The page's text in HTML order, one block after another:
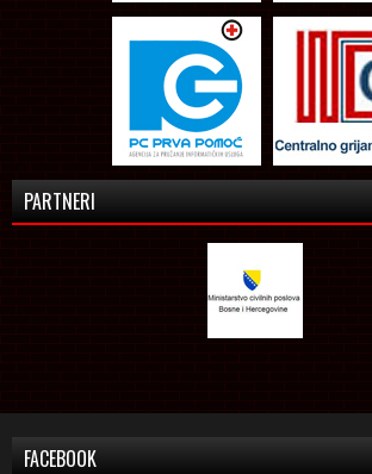
PARTNERI
FACEBOOK